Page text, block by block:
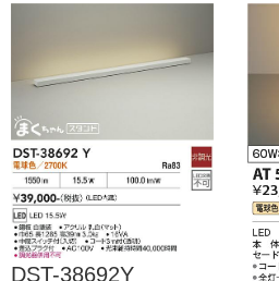
DST-38692Y